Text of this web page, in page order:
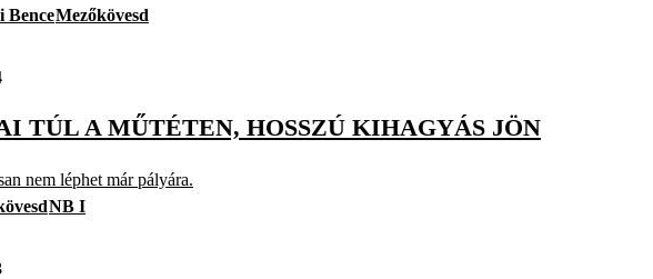
BenceMezőkövesd
TÚL A MŰTÉTEN, HOSSZÚ KIHAGYÁS JÖN
nem léphet már pályára.
NB I